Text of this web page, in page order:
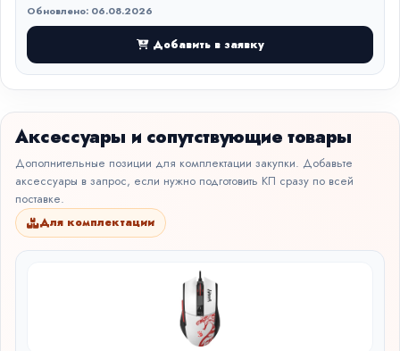
Обновлено: 06.08.2026
Добавить в заявку
Аксессуары и сопутствующие товары
Дополнительные позиции для комплектации закупки. Добавьте
аксессуары в запрос, если нужно подготовить КП сразу по всей
поставке.
Для комплектации